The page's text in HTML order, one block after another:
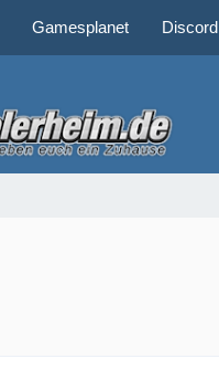
Gamesplanet Discord